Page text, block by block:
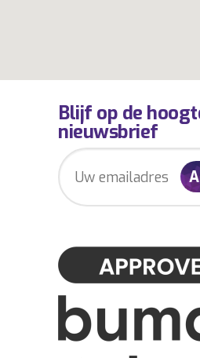
Blijf op de
nieuwsbrief